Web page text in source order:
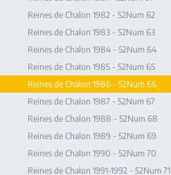
Reines de Chalon 1982 - 52Num 62
Reines de Chalon 1983 - 52Num 63
Reines de Chalon 1984 - 52Num 64
Reines de Chalon 1985 - 52Num 65
Reines de Chalon 1986 - 52Num 66
Reines de Chalon 1987 - 52Num 67
Reines de Chalon 1988 - 52Num 68
Reines de Chalon 1989 - 52Num 69
Reines de Chalon 1990 - 52Num 70
Reines de Chalon 1991-1992 - 52Num 71